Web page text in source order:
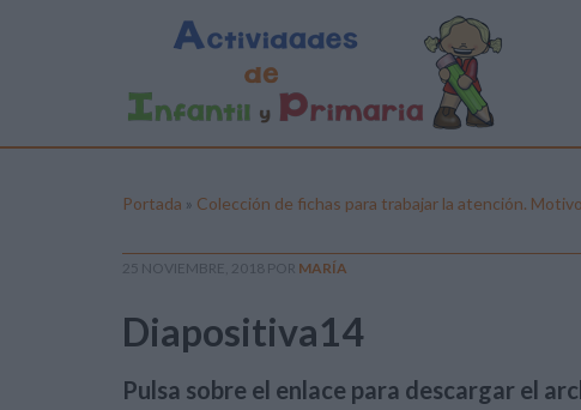
Portada » Colección de fichas para trabajar la atención.
25 NOVIEMBRE, 2018 POR MARÍA
Diapositiva14
Pulsa sobre el enlace para descargar el